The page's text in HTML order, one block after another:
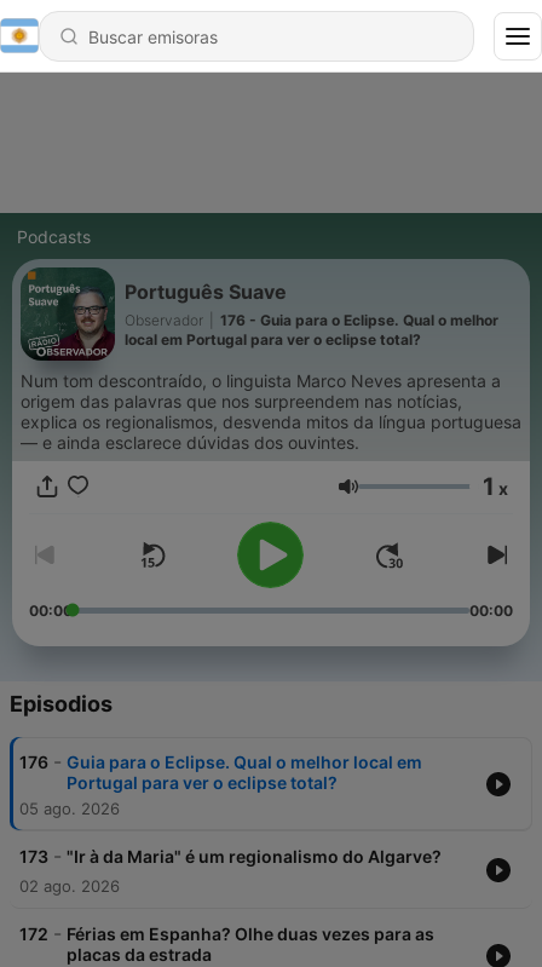
Podcasts
Português Suave
Observador
176 - Guia para o Eclipse. Qual o melhor
local em Portugal para ver o eclipse total?
Num tom descontraído, o linguista Marco Neves apresenta a
origem das palavras que nos surpreendem nas notícias,
explica os regionalismos, desvenda mitos da língua portuguesa
— e ainda esclarece dúvidas dos ouvintes.
Volumen 1 x
00:00 00:00
Episodios
176 - Guia para o Eclipse. Qual o melhor local em
Portugal para ver o eclipse total?
05 ago. 2026
173 - "Ir à da Maria" é um regionalismo do Algarve?
02 ago. 2026
172 - Férias em Espanha? Olhe duas vezes para as
placas da estrada